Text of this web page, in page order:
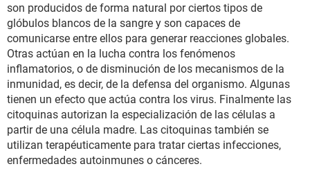
son producidos de forma natural por ciertos tipos de
glóbulos blancos de la sangre y son capaces de
comunicarse entre ellos para generar reacciones globales.
Otras actúan en la lucha contra los fenómenos
inflamatorios, o de disminución de los mecanismos de la
inmunidad, es decir, de la defensa del organismo. Algunas
tienen un efecto que actúa contra los virus. Finalmente las
citoquinas autorizan la especialización de las células a
partir de una célula madre. Las citoquinas también se
utilizan terapéuticamente para tratar ciertas infecciones,
enfermedades autoinmunes o cánceres.